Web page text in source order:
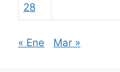
28
« Ene Mar »